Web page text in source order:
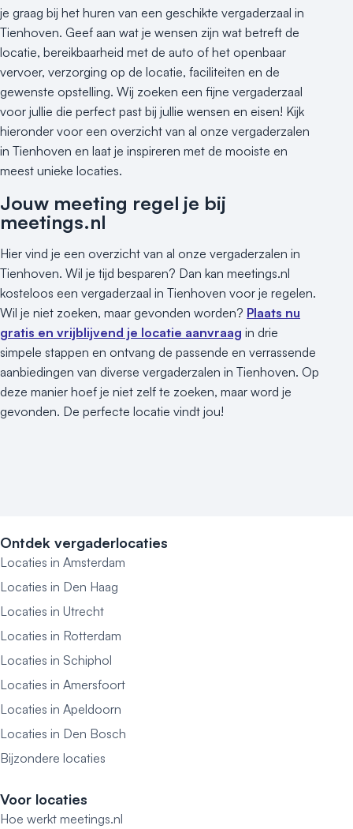
Hybride events
Industriële locatie
Kasteel en landgoed
Kleine / intieme locatie
Locaties aan zee
Museum
Theater
Varende locatie
je graag bij het huren van een geschikte vergaderzaal in
Tienhoven. Geef aan wat je wensen zijn wat betreft de
locatie, bereikbaarheid met de auto of het openbaar
vervoer, verzorging op de locatie, faciliteiten en de
gewenste opstelling. Wij zoeken een fijne vergaderzaal
voor jullie die perfect past bij jullie wensen en eisen! Kijk
hieronder voor een overzicht van al onze vergaderzalen
in Tienhoven en laat je inspireren met de mooiste en
meest unieke locaties.
Jouw meeting regel je bij
meetings.nl
Hier vind je een overzicht van al onze vergaderzalen in
Tienhoven. Wil je tijd besparen? Dan kan meetings.nl
kosteloos een vergaderzaal in Tienhoven voor je regelen.
Wil je niet zoeken, maar gevonden worden? Plaats nu
gratis en vrijblijvend je locatie aanvraag in drie
simpele stappen en ontvang de passende en verrassende
aanbiedingen van diverse vergaderzalen in Tienhoven. Op
deze manier hoef je niet zelf te zoeken, maar word je
gevonden. De perfecte locatie vindt jou!
Ontdek vergaderlocaties
Locaties in Amsterdam
Locaties in Den Haag
Locaties in Utrecht
Locaties in Rotterdam
Locaties in Schiphol
Locaties in Amersfoort
Locaties in Apeldoorn
Locaties in Den Bosch
Bijzondere locaties
Voor locaties
Hoe werkt meetings.nl